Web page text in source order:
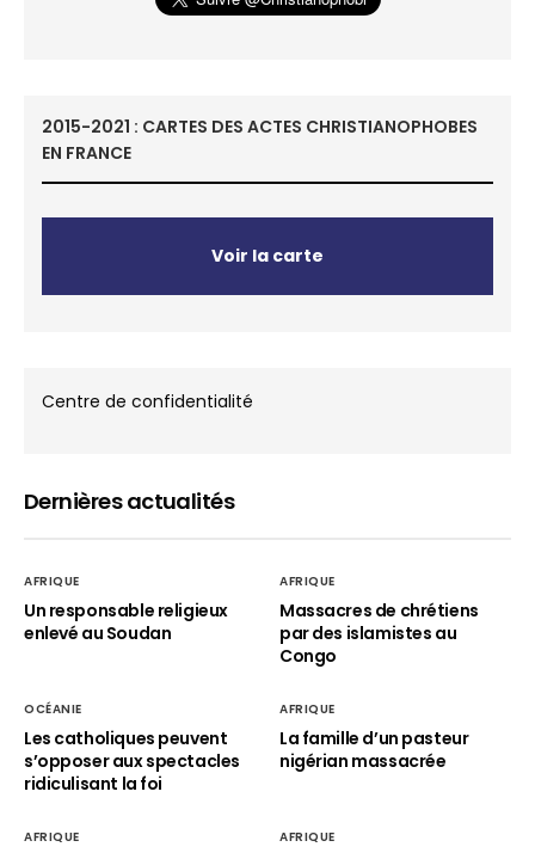
2015-2021 : CARTES DES ACTES CHRISTIANOPHOBES
EN FRANCE
Voir la carte
Centre de confidentialité
Dernières actualités
AFRIQUE
Un responsable religieux
enlevé au Soudan
AFRIQUE
Massacres de chrétiens
par des islamistes au
Congo
OCÉANIE
Les catholiques peuvent
s’opposer aux spectacles
ridiculisant la foi
AFRIQUE
La famille d’un pasteur
nigérian massacrée
AFRIQUE AFRIQUE